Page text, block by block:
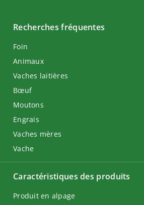
Recherches fréquentes
Foin
Animaux
Vaches laitières
Bœuf
Moutons
Engrais
Vaches mères
Vache
Caractéristiques des produits
Produit en alpage